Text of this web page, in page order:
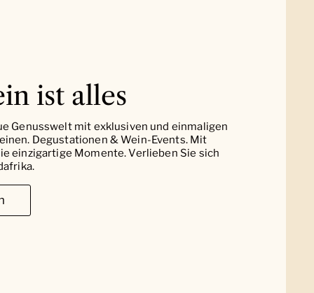
ist alles
Genusswelt mit exklusiven und einmaligen
Degustationen & Wein-Events. Mit
einzigartige Momente. Verlieben Sie sich